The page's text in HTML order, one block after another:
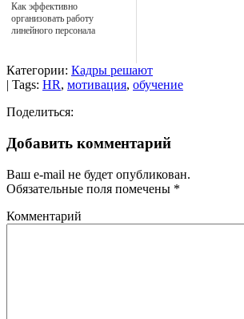
Как эффективно
организовать работу
линейного персонала
Категории: Кадры решают
| Tags: HR, мотивация, обучение
Поделиться:
Добавить комментарий
Ваш e-mail не будет опубликован.
Обязательные поля помечены *
Комментарий